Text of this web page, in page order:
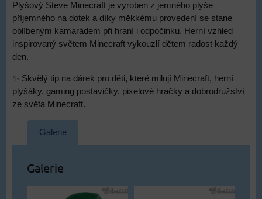
Plyšový Steve Minecraft je vyroben z jemného plyše
příjemného na dotek a díky měkkému provedení se stane
oblíbeným kamarádem při hraní i odpočinku. Herní vzhled
inspirovaný světem Minecraft vykouzlí dětem radost každý
den.
✨ Skvělý tip na dárek pro děti, které milují Minecraft, herní
plyšáky, gaming postavičky, pixelové hračky a dobrodružství
ze světa Minecraft.
Galerie
Galerie